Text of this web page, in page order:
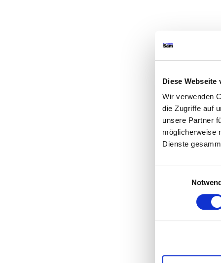
Diese Webseite
Wir verwenden
die Zugriffe auf
unsere Partner
möglicherweise
Dienste